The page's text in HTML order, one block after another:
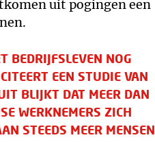
uit pogingen een
BEDRIJFSLEVEN NOG
EEN STUDIE VAN
BLIJKT DAT MEER DAN
WERKNEMERS ZICH
STEEDS MEER MENSEN